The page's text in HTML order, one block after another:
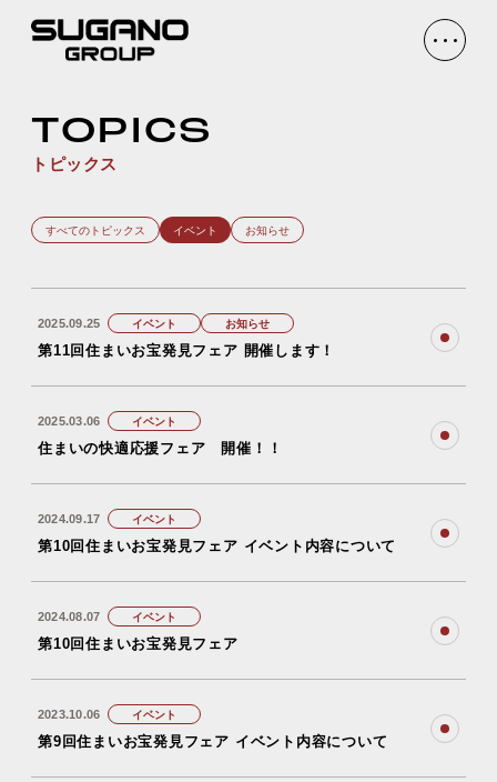
TOPICS
トピックス
2025.09.25 イベント お知らせ
第11回住まいお宝発見フェア 開催します！
2025.03.06 イベント
住まいの快適応援フェア 開催！！
2024.09.17 イベント
第10回住まいお宝発見フェア イベント内容について
2024.08.07 イベント
第10回住まいお宝発見フェア
2023.10.06 イベント
第9回住まいお宝発見フェア イベント内容について
すべてのトピックス イベント お知らせ